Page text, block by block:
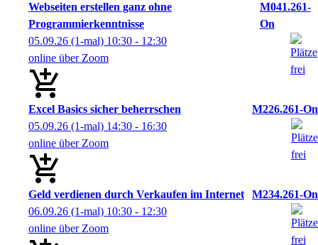
Webseiten erstellen ganz ohne
Programmierkenntnisse
M041.261-
On
05.09.26 (1-mal) 10:30 - 12:30
online über Zoom
Excel Basics sicher beherrschen
M226.261-On
05.09.26 (1-mal) 14:30 - 16:30
online über Zoom
Geld verdienen durch Verkaufen im Internet
M234.261-On
06.09.26 (1-mal) 10:30 - 12:30
online über Zoom